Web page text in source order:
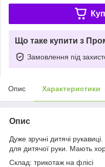
Що таке купити з
Замовлення під
Опис Характеристики
Опис
Дуже зручні дитячі
для дитячої руки. Мають
Склад: трикотаж на флісі